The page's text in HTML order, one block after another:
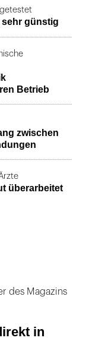
sehr günstig
Betrieb
zwischen
überarbeitet
des Magazins
in